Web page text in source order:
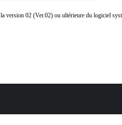
version 02 (Ver.02) ou ultérieure du logiciel